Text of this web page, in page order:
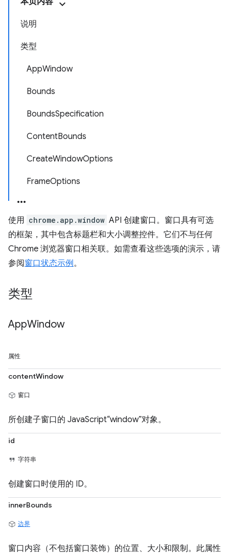
说明
类型
AppWindow
Bounds
BoundsSpecification
ContentBounds
CreateWindowOptions
FrameOptions
使用 chrome.app.window API 创建窗口。窗口具有可选
的框架，其中包含标题栏和大小调整控件。它们不与任何
Chrome 浏览器窗口相关联。如需查看这些选项的演示，请
参阅窗口状态示例。
类型
AppWindow
属性
contentWindow
窗口
所创建子窗口的 JavaScript“window”对象。
id
字符串
创建窗口时使用的 ID。
innerBounds
边界
窗口内容（不包括窗口装饰）的位置、大小和限制。此属性